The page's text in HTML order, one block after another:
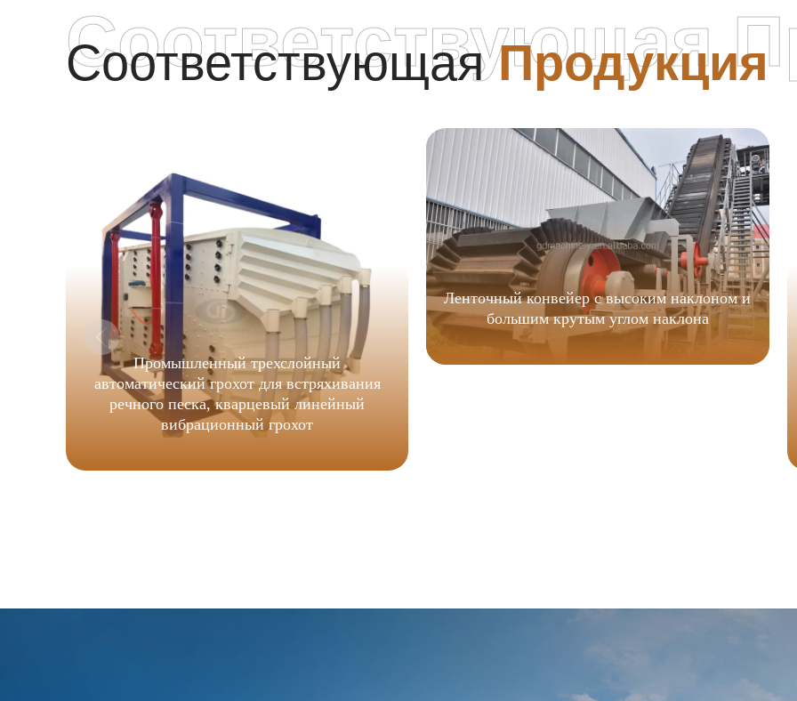
СоответствующаяПродукция
Соответствующая
Промышленный трехслойный
автоматический грохот для встряхивания
речного песка, кварцевый линейный
вибрационный грохот
Ленточный конвейер с высоким наклоном и
большим крутым углом наклона